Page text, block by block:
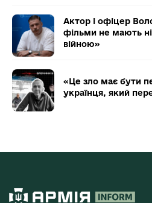
Актор і офіцер
фільми не мають
війною»
«Це зло має бути
українця, який